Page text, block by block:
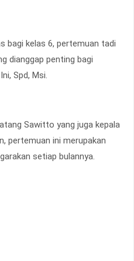
bagi kelas 6, pertemuan tadi
dianggap penting bagi
Spd, Msi.
Sawitto yang juga kepala
pertemuan ini merupakan
setiap bulannya.